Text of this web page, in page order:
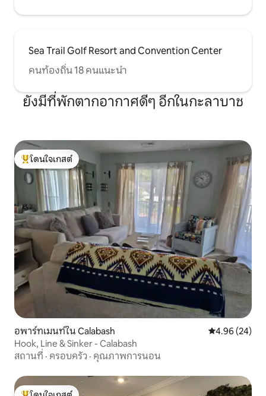
Sea Trail Golf Resort and Convention Center
คนท้องถิ่น 18 คนแนะนำ
ยังมีที่พักตากอากาศดีๆ อีกในกะลาบาช
โดนใจเกสต์ที่สุด
โดนใจเกสต์
อพาร์ทเมนท์ใน Calabash คะแนนเฉลี่ย
4.96 (24)
Hook, Line & Sinker - Calabash
สถานที่ · ครอบครัว · คุณภาพการนอน